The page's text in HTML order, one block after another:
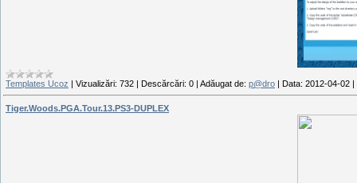
Templates Ucoz | Vizualizări: 732 | Descărcări: 0 | Adăugat de: p@dro | Data: 2012-04-02 |
Tiger.Woods.PGA.Tour.13.PS3-DUPLEX